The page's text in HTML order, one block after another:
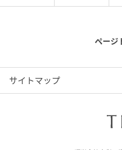
なレタス、トマト、オ
げ、トーストしたセサ
ング® の王道のおいし
ページ
サイトマップ